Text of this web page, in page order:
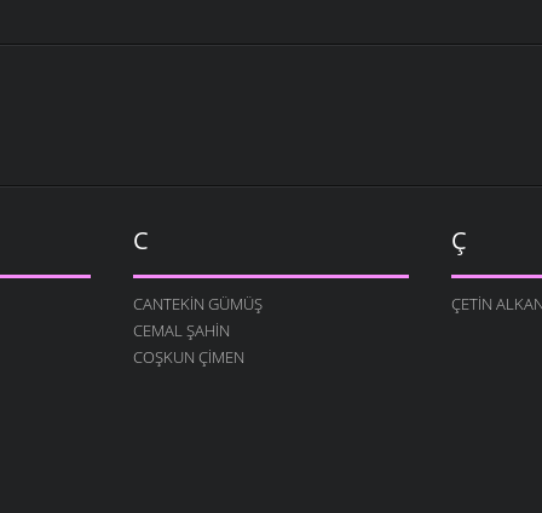
C
CANTEKIN GÜMÜŞ
CEMAL ŞAHIN
COŞKUN ÇIMEN
Ç
ÇETIN